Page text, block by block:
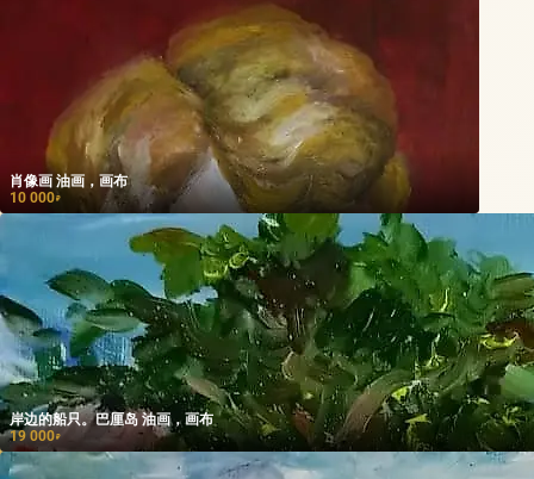
肖像画 油画，画布
10 000₽
岸边的船只。巴厘岛 油画，画布
19 000₽